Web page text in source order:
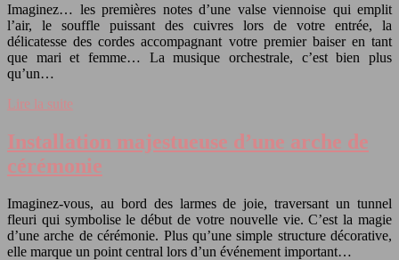
Imaginez… les premières notes d’une valse viennoise qui emplit
l’air, le souffle puissant des cuivres lors de votre entrée, la
délicatesse des cordes accompagnant votre premier baiser en tant
que mari et femme… La musique orchestrale, c’est bien plus
qu’un…
Lire la suite
Installation majestueuse d’une arche de
cérémonie
Imaginez-vous, au bord des larmes de joie, traversant un tunnel
fleuri qui symbolise le début de votre nouvelle vie. C’est la magie
d’une arche de cérémonie. Plus qu’une simple structure décorative,
elle marque un point central lors d’un événement important…